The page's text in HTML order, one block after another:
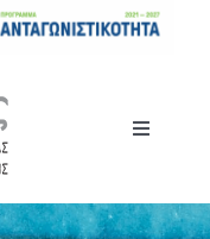
Toggle